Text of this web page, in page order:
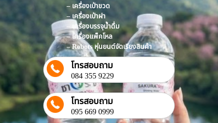
– เครื่องเป่าขวด
– เครื่องเป่าฝา
– เครื่องบรรจุน้ำดื่ม
– เครื่องแพ็คโหล
– Robots หุ่นยนต์จัดเรียงสินค้า
โทรสอบถาม
084 355 9229
โทรสอบถาม
095 669 0999